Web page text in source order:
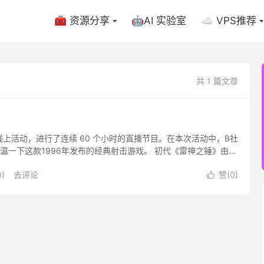
🧰 资源分享 🤖AI 实验室 ☁️ VPS推荐
共 1 篇文章
活动，进行了连续 60 个小时的直播节目。在本次活动中，B社
一下这款1996年发布的经典射击游戏。 初代《雷神之锤》由...
 赞(0)
去评论